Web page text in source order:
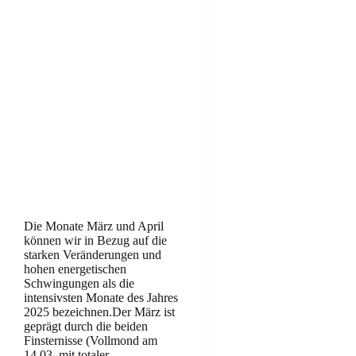
Die Monate März und April
können wir in Bezug auf die
starken Veränderungen und
hohen energetischen
Schwingungen als die
intensivsten Monate des Jahres
2025 bezeichnen.Der März ist
geprägt durch die beiden
Finsternisse (Vollmond am